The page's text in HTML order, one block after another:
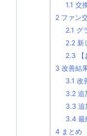
1.1 交
2 ファン
2.1 グ
2.2 新
2.3
3 改善結
3.1 改
3.2 追
3.3 追
3.4 最
4 まとめ